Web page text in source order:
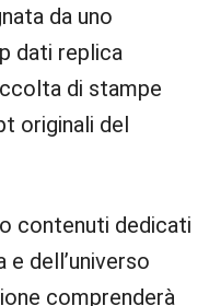
da uno
dati replica
di stampe
originali del
contenuti dedicati
dell’universo
comprenderà